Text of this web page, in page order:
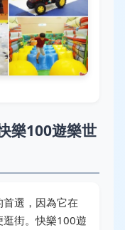
樂100遊樂世
選，因為它在
街。快樂100遊